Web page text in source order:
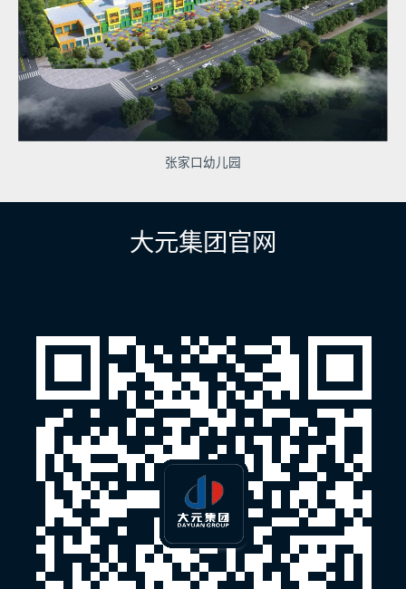
张家口幼儿园
大元集团官网